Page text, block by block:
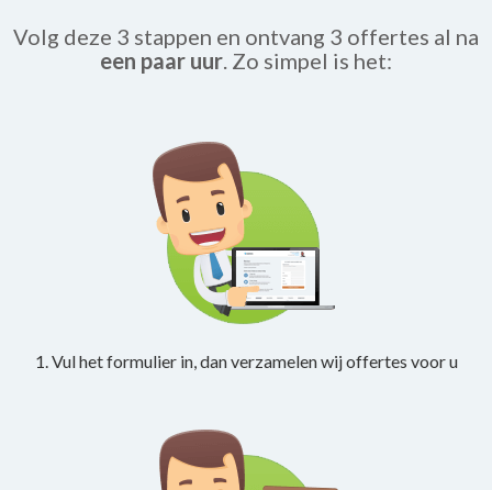
Volg deze 3 stappen en ontvang 3 offertes al na
een paar uur. Zo simpel is het:
1. Vul het formulier in, dan verzamelen wij offertes voor u